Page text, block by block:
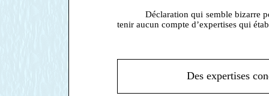
Déclaration qui semble bizarre
tenir aucun compte d’expertises qui
Des expertises